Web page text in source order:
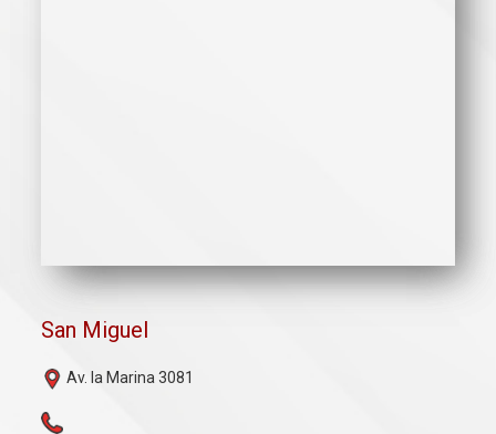
San Miguel
Av. la Marina 3081